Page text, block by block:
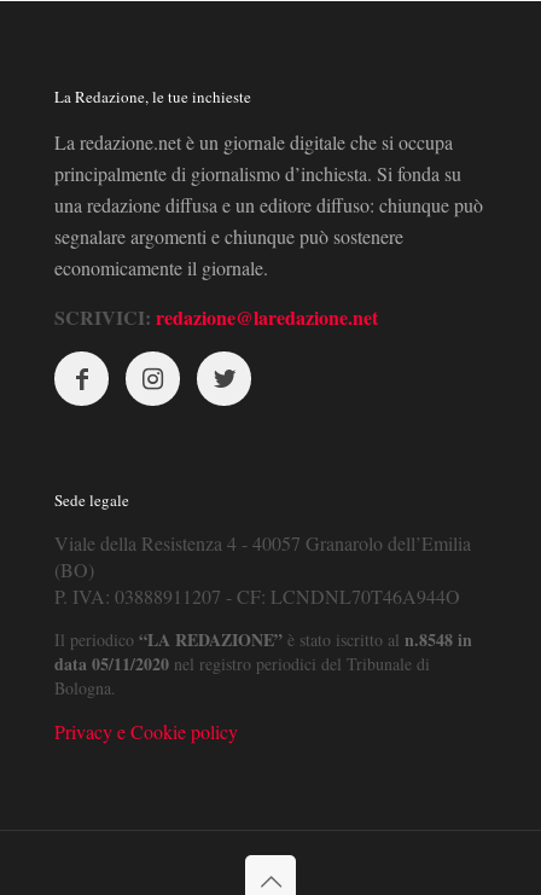
La Redazione, le tue inchieste
La redazione.net è un giornale digitale che si occupa
principalmente di giornalismo d’inchiesta. Si fonda su
una redazione diffusa e un editore diffuso: chiunque può
segnalare argomenti e chiunque può sostenere
economicamente il giornale.
SCRIVICI: redazione@laredazione.net
Sede legale
Viale della Resistenza 4 - 40057 Granarolo dell’Emilia
(BO)
P. IVA: 03888911207 - CF: LCNDNL70T46A944O
Il periodico “LA REDAZIONE” è stato iscritto al n.8548 in
data 05/11/2020 nel registro periodici del Tribunale di
Bologna.
Privacy e Cookie policy